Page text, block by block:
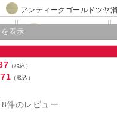
アンティークゴールドツヤ消
ホワイトブロンズツヤ
（税込）
（税込）
件のレビュー